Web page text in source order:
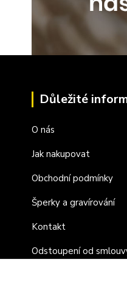
Důležité
O nás
Jak nakupovat
Obchodní podmínky
Šperky a gravírování
Kontakt
Odstoupení od